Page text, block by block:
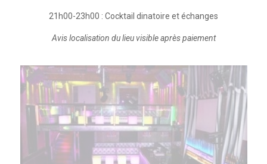
21h00-23h00 : Cocktail dinatoire et échanges
Avis localisation du lieu visible après paiement